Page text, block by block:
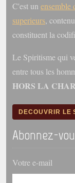
Galerie
Les
Liens spirites
France
C'est un ensemble
superieurs,
constituent la
Le Spiritisme qui
entre tous les
HORS LA
DECOUVRIR LE
Abonnez-
Votre e-mail